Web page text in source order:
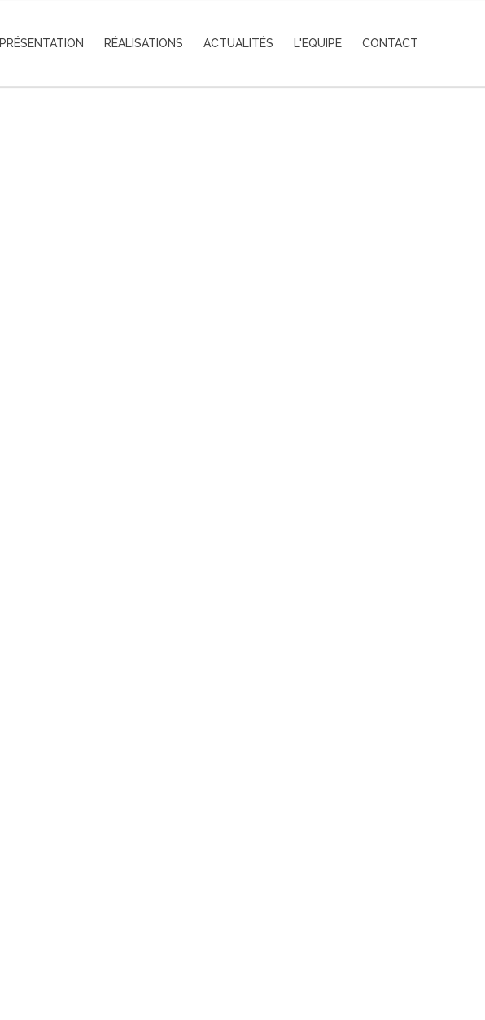
PRÉSENTATION RÉALISATIONS ACTUALITÉS L'EQUIPE CONTACT